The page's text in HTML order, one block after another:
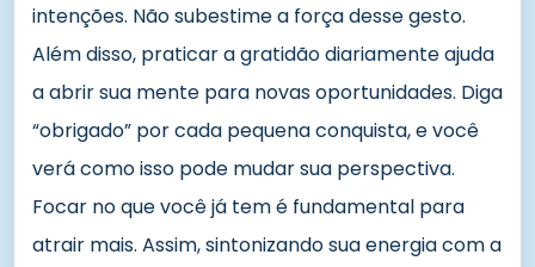
intenções. Não subestime a força desse gesto.
Além disso, praticar a gratidão diariamente ajuda
a abrir sua mente para novas oportunidades. Diga
“obrigado” por cada pequena conquista, e você
verá como isso pode mudar sua perspectiva.
Focar no que você já tem é fundamental para
atrair mais. Assim, sintonizando sua energia com a